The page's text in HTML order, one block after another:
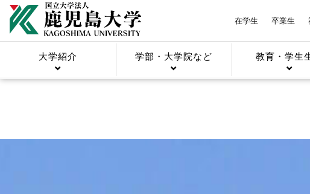
在学生 卒業生
大学紹介 学部・大学院など 教育・学生